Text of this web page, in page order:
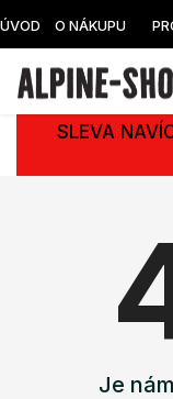
ÚVOD O NÁKUPU
SLEVA
Je